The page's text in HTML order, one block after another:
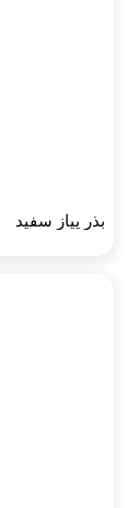
بذر پیاز سفید